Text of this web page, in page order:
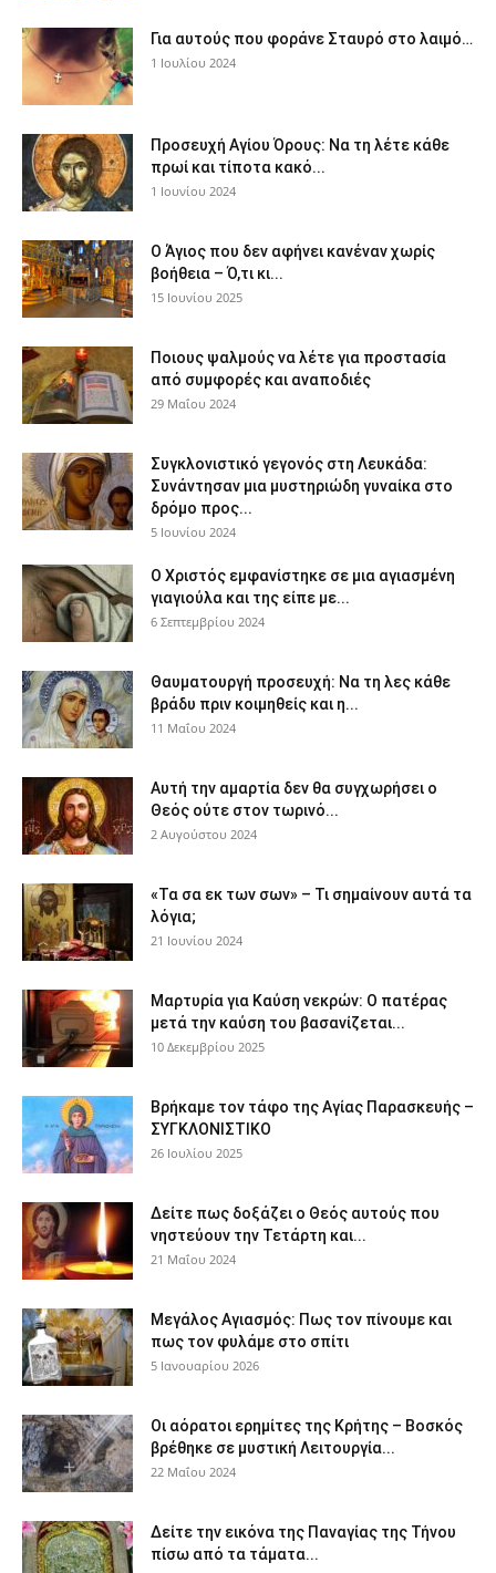
Για αυτούς που φοράνε Σταυρό στο λαιμό…
1 Ιουλίου 2024
Προσευχή Αγίου Όρους: Να τη λέτε κάθε
πρωί και τίποτα κακό...
1 Ιουνίου 2024
Ο Άγιος που δεν αφήνει κανέναν χωρίς
βοήθεια – Ό,τι κι...
15 Ιουνίου 2025
Ποιους ψαλμούς να λέτε για προστασία
από συμφορές και αναποδιές
29 Μαΐου 2024
Συγκλονιστικό γεγονός στη Λευκάδα:
Συνάντησαν μια μυστηριώδη γυναίκα στο
δρόμο προς...
5 Ιουνίου 2024
Ο Χριστός εμφανίστηκε σε μια αγιασμένη
γιαγιούλα και της είπε με...
6 Σεπτεμβρίου 2024
Θαυματουργή προσευχή: Να τη λες κάθε
βράδυ πριν κοιμηθείς και η...
11 Μαΐου 2024
Αυτή την αμαρτία δεν θα συγχωρήσει ο
Θεός ούτε στον τωρινό...
2 Αυγούστου 2024
«Τα σα εκ των σων» – Τι σημαίνουν αυτά τα
λόγια;
21 Ιουνίου 2024
Μαρτυρία για Καύση νεκρών: Ο πατέρας
μετά την καύση του βασανίζεται...
10 Δεκεμβρίου 2025
Βρήκαμε τον τάφο της Αγίας Παρασκευής –
ΣΥΓΚΛΟΝΙΣΤΙΚΟ
26 Ιουλίου 2025
Δείτε πως δοξάζει ο Θεός αυτούς που
νηστεύουν την Τετάρτη και...
21 Μαΐου 2024
Μεγάλος Αγιασμός: Πως τον πίνουμε και
πως τον φυλάμε στο σπίτι
5 Ιανουαρίου 2026
Οι αόρατοι ερημίτες της Κρήτης – Βοσκός
βρέθηκε σε μυστική Λειτουργία...
22 Μαΐου 2024
Δείτε την εικόνα της Παναγίας της Τήνου
πίσω από τα τάματα...